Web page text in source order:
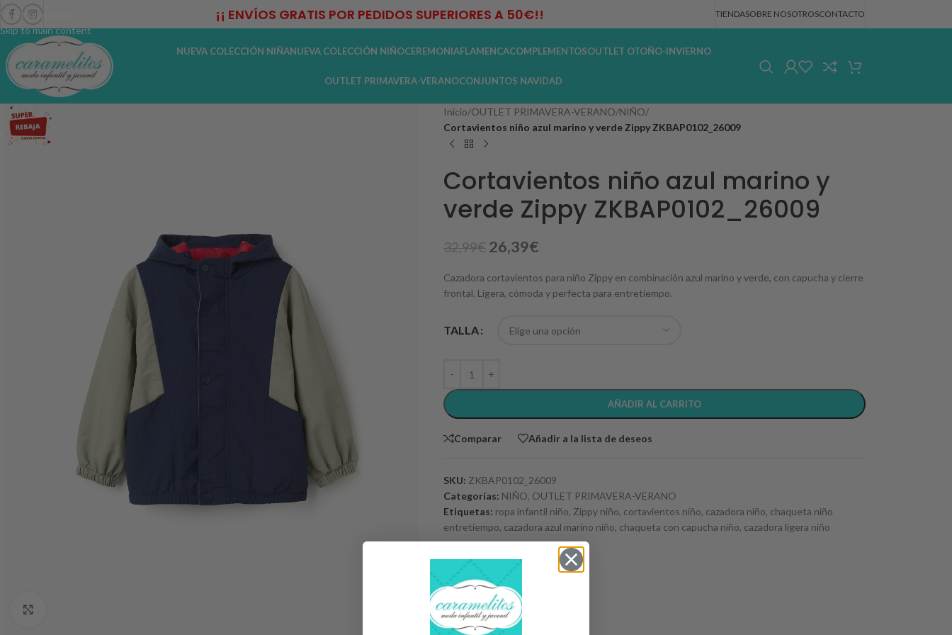
Skip to navigation
Skip to main content
¡¡ ENVÍOS GRATIS POR PEDIDOS SUPERIORES A 50€!! TIENDASOBRE NOSOTROSCONTACTO
NUEVA COLECCIÓN NIÑANUEVA COLECCIÓN NIÑOCEREMONIAFLAMENCACOMPLEMENTOSOUTLET OTOÑO-INVIERNO
OUTLET PRIMAVERA-VERANOCONJUNTOS NAVIDAD
-20%
Inicio/OUTLET PRIMAVERA-VERANO/NIÑO/
Cortavientos niño azul marino y verde Zippy ZKBAP0102_26009
Cortavientos niño azul marino y
verde Zippy ZKBAP0102_26009
32,99€ 26,39€
Cazadora cortavientos para niño Zippy en combinación azul marino y verde, con capucha y cierre
frontal. Ligera, cómoda y perfecta para entretiempo.
TALLA
AÑADIR AL CARRITO
Comparar Añadir a la lista de deseos
SKU: ZKBAP0102_26009
Categorías: NIÑO, OUTLET PRIMAVERA-VERANO
Etiquetas: ropa infantil niño, Zippy niño, cortavientos niño, cazadora niño, chaqueta niño
entretiempo, cazadora azul marino niño, chaqueta con capucha niño, cazadora ligera niño